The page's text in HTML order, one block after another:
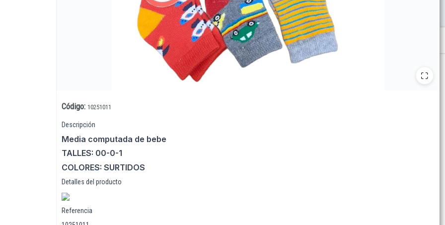
Código: 10251011
Descripción
Media computada de bebe
TALLES: 00-0-1
COLORES: SURTIDOS
Detalles del producto
Referencia
Lista vacía